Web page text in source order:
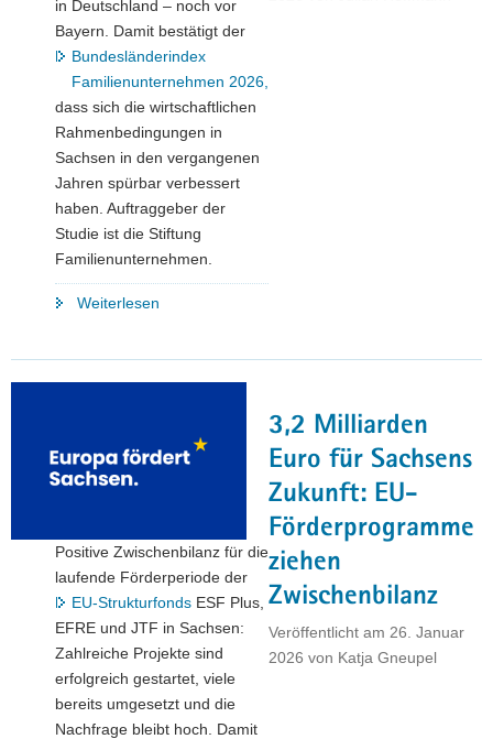
in Deutschland – noch vor
Bayern. Damit bestätigt der
Bundesländerindex
Familienunternehmen 2026,
dass sich die wirtschaftlichen
Rahmenbedingungen in
Sachsen in den vergangenen
Jahren spürbar verbessert
haben. Auftraggeber der
Studie ist die Stiftung
Familienunternehmen.
Weiterlesen
Standortvergleich:
ZEW-
Attraktivität
für
Unternehmen"
3,2 Milliarden
Euro für Sachsens
Zukunft: EU-
Förderprogramme
ziehen
Zwischenbilanz
Veröffentlicht am 26. Januar
2026 von Katja Gneupel
Positive Zwischenbilanz für die
laufende Förderperiode der
EU-Strukturfonds ESF Plus,
EFRE und JTF in Sachsen:
Zahlreiche Projekte sind
erfolgreich gestartet, viele
bereits umgesetzt und die
Nachfrage bleibt hoch. Damit